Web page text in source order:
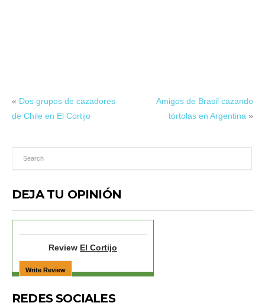
« Dos grupos de cazadores
de Chile en El Cortijo
Amigos de Brasil cazando
tórtolas en Argentina »
DEJA TU OPINIÓN
Review El Cortijo
REDES SOCIALES